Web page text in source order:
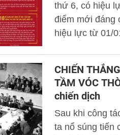
thứ 6, có hiệu
điểm mới đáng
hiệu lực từ 01/
Việt Nam
CHIẾN
TẦM VÓC
chiến dịch
Sau khi công
ta nổ súng tiến